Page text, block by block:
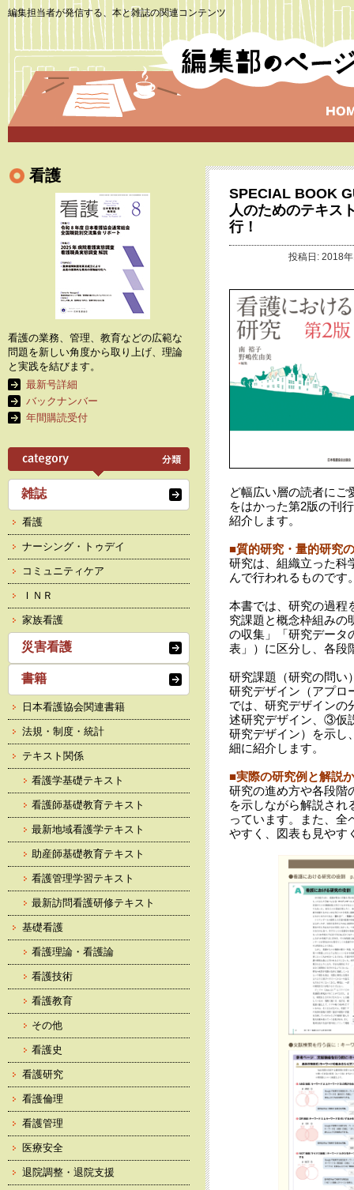
編集担当者が発信する、本と雑誌の関連コンテンツ
SPECIAL BOOK
人のためのテキス
行！
投稿日: 2018
ど幅広い層の読者にご
をはかった第2版の刊
紹介します。
■質的研究・量的研究
研究は、組織立った科
んで行われるものです
本書では、研究の過程
究課題と概念枠組みの
の収集」「研究データ
表」）に区分し、各段
研究課題（研究の問い
研究デザイン（アプロ
では、研究デザイン
述研究デザイン、③仮
研究デザイン）を示し
細に紹介します。
■実際の研究例と解説
研究の進め方や各段階
を示しながら解説され
っています。また、全
やすく、図表も見やす
看護
看護の業務、管理、教育などの広範な
問題を新しい角度から取り上げ、理論
と実践を結びます。
最新号詳細
バックナンバー
年間購読受付
雑誌
看護
ナーシング・トゥデイ
コミュニティケア
ＩＮＲ
家族看護
災害看護
書籍
日本看護協会関連書籍
法規・制度・統計
テキスト関係
看護学基礎テキスト
看護師基礎教育テキスト
最新地域看護学テキスト
助産師基礎教育テキスト
看護管理学習テキスト
最新訪問看護研修テキスト
基礎看護
看護理論・看護論
看護技術
看護教育
その他
看護史
看護研究
看護倫理
看護管理
医療安全
退院調整・退院支援